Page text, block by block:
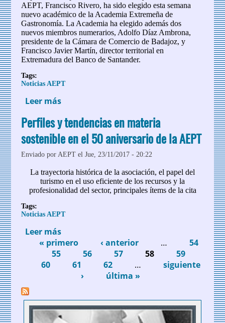
AEPT, Francisco Rivero, ha sido elegido esta semana
nuevo académico de la Academia Extremeña de
Gastronomía. La Academia ha elegido además dos
nuevos miembros numerarios, Adolfo Díaz Ambrona,
presidente de la Cámara de Comercio de Badajoz, y
Francisco Javier Martín, director territorial en
Extremadura del Banco de Santander.
Tags:
Noticias AEPT
Leer más
académico de la Academia Extremeña de
Gastronomía
Perfiles y tendencias en materia
sostenible en el 50 aniversario de la AEPT
Enviado porAEPT el Jue, 23/11/2017 - 20:22
La trayectoria histórica de la asociación, el papel del
turismo en el uso eficiente de los recursos y la
profesionalidad del sector, principales ítems de la cita
Tags:
Noticias AEPT
Leer más sobre Perfiles y tendencias en materia
sostenible en el 50 aniversario de la
Páginas
« primero ‹ anterior …
54
55
56 57 58
59
60
61 62 …
siguiente
›
última »